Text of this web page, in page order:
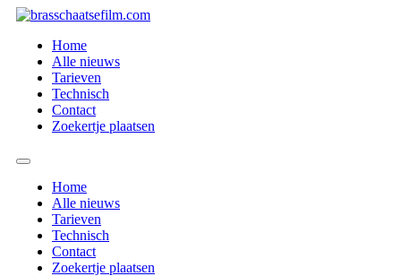
Spring
inhoud
Home
Alle nieuws
Tarieven
Technisch
Contact
Zoekertje plaatsen
Home
Alle nieuws
Tarieven
Technisch
Contact
Zoekertje plaatsen